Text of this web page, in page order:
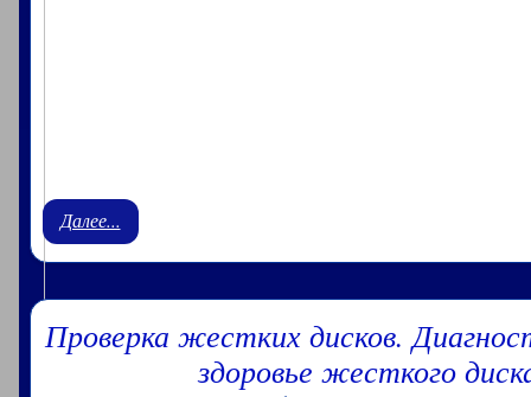
Далее...
Проверка жестких дисков.
здоровье жесткого